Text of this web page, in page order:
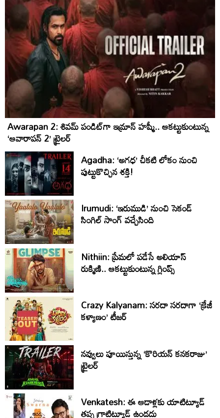
Awarapan 2: శివమ్ పండిట్‌గా ఇమ్రాన్ హష్మీ.. ఆకట్టుకుంటున్న
‘ఆవారాపన్ 2’ ట్రైలర్
Agadha: ‘అగధ’ చీకటి లోకం నుంచి
పుట్టుకొచ్చిన శక్తి!
Irumudi: ‘ఇరుముడి’ నుంచి సెకండ్
సింగిల్ సాంగ్ వచ్చేసింది
Nithiin: ప్రేమలో పడేసే అలియాస్
రుక్మిణి.. ఆకట్టుకుంటున్న గ్లింప్స్‌
Crazy Kalyanam: సరదా సరదాగా ‘క్రేజీ
కళ్యాణం’ టీజర్
నవ్వులు పూయిస్తున్న ‘కొరియన్ కనకరాజు’
ట్రైలర్
Venkatesh: ఈ ఆడాళ్లకు యాటిట్యూడ్
తప్ప గ్రాటిట్యూడ్ ఉండదు